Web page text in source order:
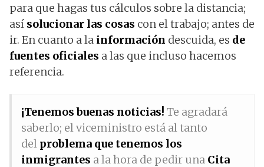
para que hagas tus cálculos sobre la distancia;
así solucionar las cosas con el trabajo; antes de
ir. En cuanto a la información descuida, es de
fuentes oficiales a las que incluso hacemos
referencia.
¡Tenemos buenas noticias! Te agradará
saberlo; el viceministro está al tanto
del problema que tenemos los
inmigrantes a la hora de pedir una Cita